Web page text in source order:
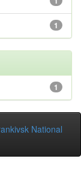
1
1
National